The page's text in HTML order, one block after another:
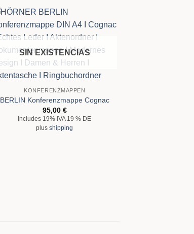
SIN EXISTENCIAS
KONFERENZMAPPEN
BERLIN Konferenzmappe Cognac
95,00 €
Includes 19% IVA 19 % DE
plusshipping